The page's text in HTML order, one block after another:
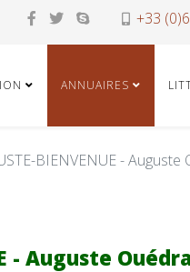
+33
ANNUAIRES
BIENVENUE -
- Auguste